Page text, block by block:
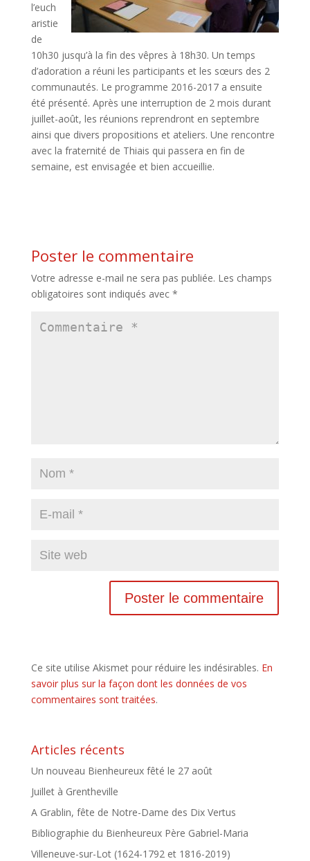
l’euch
aristie
de
10h30 jusqu’à la fin des vêpres à 18h30. Un temps
d’adoration a réuni les participants et les sœurs des 2
communautés. Le programme 2016-2017 a ensuite
été présenté. Après une interruption de 2 mois durant
juillet-août, les réunions reprendront en septembre
ainsi que divers propositions et ateliers. Une rencontre
avec la fraternité de Thiais qui passera en fin de
semaine, est envisagée et bien accueillie.
Poster le commentaire
Votre adresse e-mail ne sera pas publiée. Les champs
obligatoires sont indiqués avec *
Ce site utilise Akismet pour réduire les indésirables. En
savoir plus sur la façon dont les données de vos
commentaires sont traitées.
Articles récents
Un nouveau Bienheureux fêté le 27 août
Juillet à Grentheville
A Grablin, fête de Notre-Dame des Dix Vertus
Bibliographie du Bienheureux Père Gabriel-Maria
Villeneuve-sur-Lot (1624-1792 et 1816-2019)